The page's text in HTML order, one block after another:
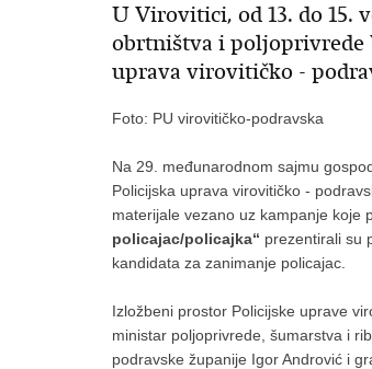
U Virovitici, od 13. do 15.
obrtništva i poljoprivrede
uprava virovitičko -
Foto: PU virovitičko-podravska
Na 29. međunarodnom sajmu
Policijska uprava virovitičko -
materijale vezano uz kampanje koje
policajac/policajka“ prezentirali su
kandidata za zanimanje policajac.
Izložbeni prostor Policijske uprave
ministar poljoprivrede, šumarstva i
podravske županije Igor Andrović i